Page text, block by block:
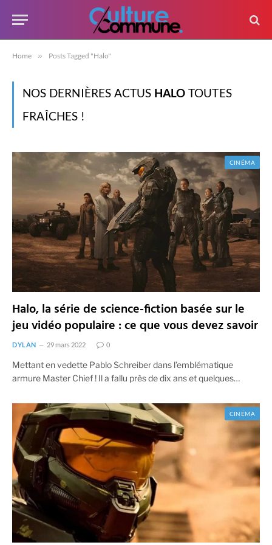
Home » Posts Tagged "Halo"
NOS DERNIÈRES ACTUS HALO TOUTES
FRAÎCHES !
CINÉMA
Halo, la série de science-fiction basée sur le
jeu vidéo populaire : ce que vous devez savoir
DYLAN 29 mars 2022 0
Mettant en vedette Pablo Schreiber dans l’emblématique
armure Master Chief ! Il a fallu près de dix ans et quelques…
CINÉMA